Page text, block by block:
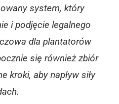
system, który
i podjęcie legalnego
dla plantatorów
się również zbiór
kroki, aby napływ siły